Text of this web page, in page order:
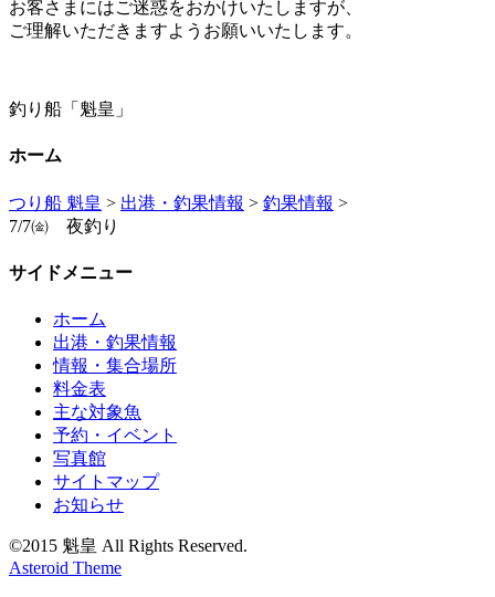
お客さまにはご迷惑をおかけいたしますが、
ご理解いただきますようお願いいたします。
釣り船「魁皇」
ホーム
つり船 魁皇 > 出港・釣果情報 > 釣果情報 >
7/7㈮ 夜釣り
サイドメニュー
ホーム
出港・釣果情報
情報・集合場所
料金表
主な対象魚
予約・イベント
写真館
サイトマップ
お知らせ
©2015 魁皇 All Rights Reserved.
Asteroid Theme